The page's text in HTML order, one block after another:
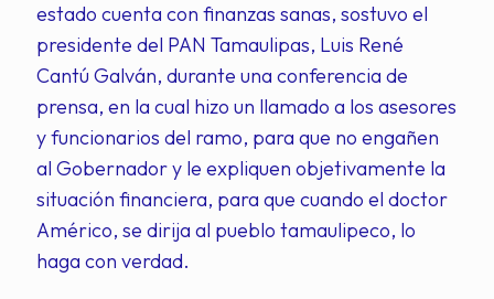
estado cuenta con finanzas sanas, sostuvo el
presidente del PAN Tamaulipas, Luis René
Cantú Galván, durante una conferencia de
prensa, en la cual hizo un llamado a los asesores
y funcionarios del ramo, para que no engañen
al Gobernador y le expliquen objetivamente la
situación financiera, para que cuando el doctor
Américo, se dirija al pueblo tamaulipeco, lo
haga con verdad.